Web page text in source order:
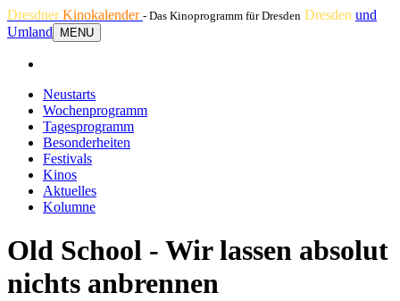
DresdnerKinokalender - Das Kinoprogramm für Dresden Dresden und
Umland
MENU
Neustarts
Wochenprogramm
Tagesprogramm
Besonderheiten
Festivals
Kinos
Aktuelles
Kolumne
Old School - Wir lassen absolut
nichts anbrennen